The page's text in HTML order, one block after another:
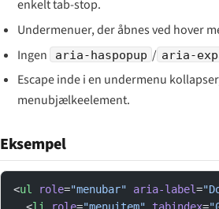
enkelt tab-stop.
Undermenuer, der åbnes ved hover
Ingen
aria-haspopup / aria-
Escape inde i en undermenu
menubjælkeelement.
Eksempel
<ul role="menubar" aria-label=